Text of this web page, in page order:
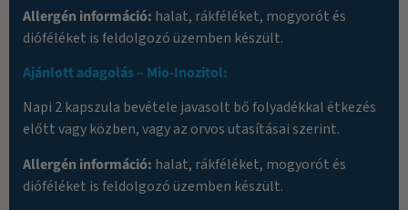
Allergén információ: halat, rákféléket, mogyorót és
dióféléket is feldolgozó üzemben készült.
Ajánlott adagolás – Mio-Inozitol:
Napi 2 kapszula bevétele javasolt bő folyadékkal étkezés
előtt vagy közben, vagy az orvos utasításai szerint.
Allergén információ: halat, rákféléket, mogyorót és
dióféléket is feldolgozó üzemben készült.